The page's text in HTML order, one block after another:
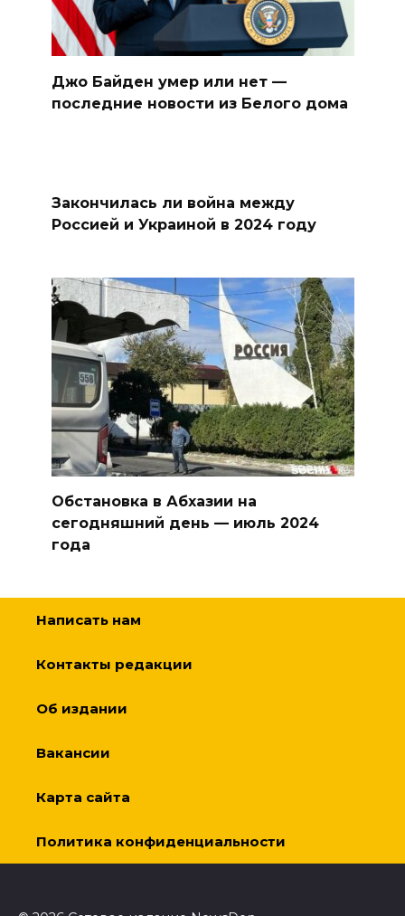
Джо Байден умер или нет —
последние новости из Белого дома
Закончилась ли война между
Россией и Украиной в 2024 году
Обстановка в Абхазии на
сегодняшний день — июль 2024
года
Написать нам
Контакты редакции
Об издании
Вакансии
Карта сайта
Политика конфиденциальности